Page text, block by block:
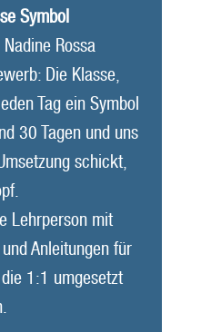
Symbol
Rossa
Die Klasse,
Tag ein Symbol
30 Tagen und uns
schickt,
Lehrperson mit
Anleitungen für
1:1 umgesetzt